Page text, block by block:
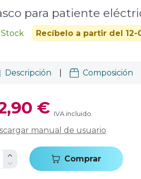
para patiente
Stock Recíbelo a partir del 12-
Descripción Composición
€ IVA incluido
manual de usuario
Comprar